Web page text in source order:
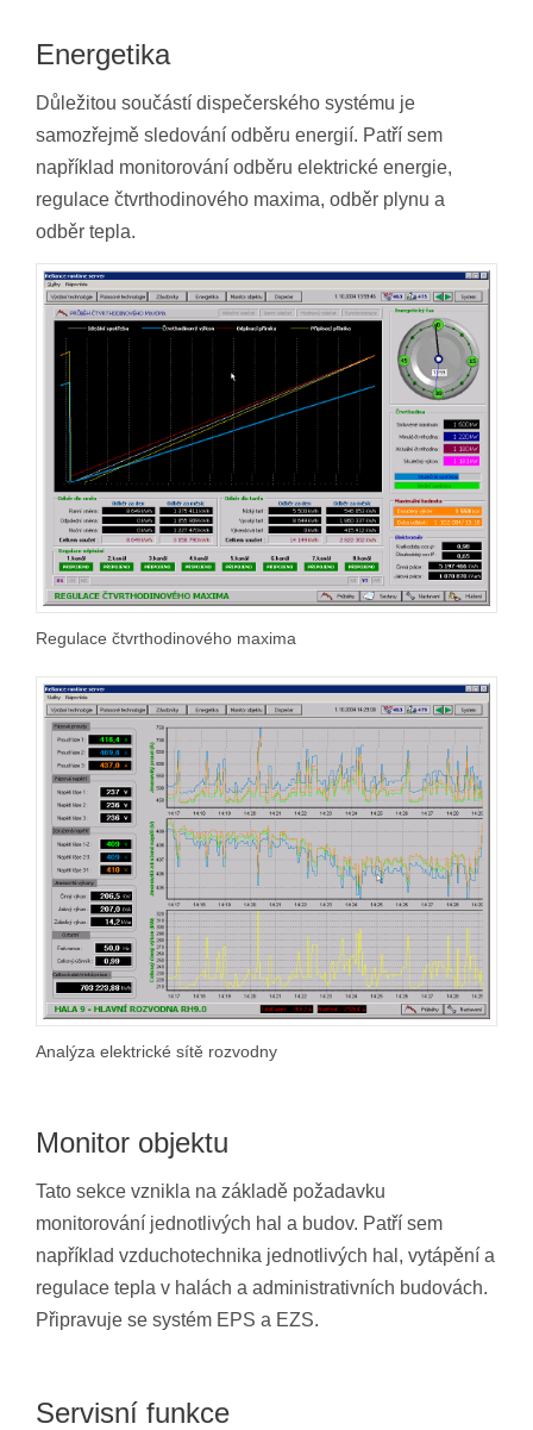
Energetika
Důležitou součástí dispečerského systému je
samozřejmě sledování odběru energií. Patří sem
například monitorování odběru elektrické energie,
regulace čtvrthodinového maxima, odběr plynu a
odběr tepla.
Regulace čtvrthodinového maxima
Analýza elektrické sítě rozvodny
Monitor objektu
Tato sekce vznikla na základě požadavku
monitorování jednotlivých hal a budov. Patří sem
například vzduchotechnika jednotlivých hal, vytápění a
regulace tepla v halách a administrativních budovách.
Připravuje se systém EPS a EZS.
Servisní funkce